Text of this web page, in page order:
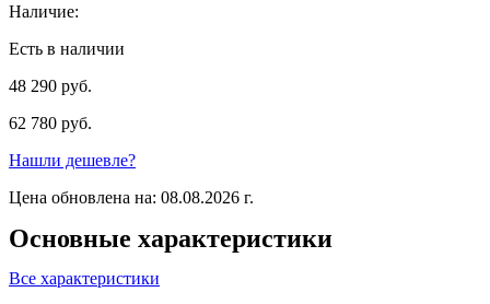
Наличие:
Есть в наличии
48 290 руб.
62 780 руб.
Нашли дешевле?
Цена обновлена на: 08.08.2026 г.
Основные характеристики
Все характеристики